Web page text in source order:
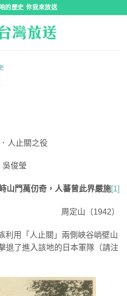
的歷史 你我來放送
人止關之役
吳俊瑩
山門萬仞奇，人蕃曾此界嚴施[1]
周定山（1942）
利用「人止關」兩側峽谷峭壁山
退了進入該地的日本軍隊（請注